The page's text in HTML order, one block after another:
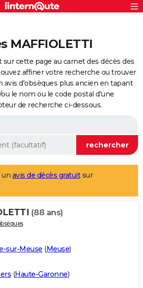
MAFFIOLETTI
cette page au carnet des décès des
affiner votre recherche ou trouver
avis d'obsèques plus ancien en tapant
le nom ou le code postal d'une
de recherche ci-dessous.
un avis de décès gratuitsur
(88 ans)
sur-Meuse (Meuse)
(Haute-Garonne)